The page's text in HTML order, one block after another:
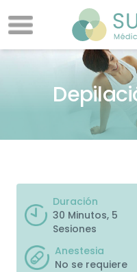
Duración
30 Minutos, 5
Sesiones
Anestesia
No se requiere